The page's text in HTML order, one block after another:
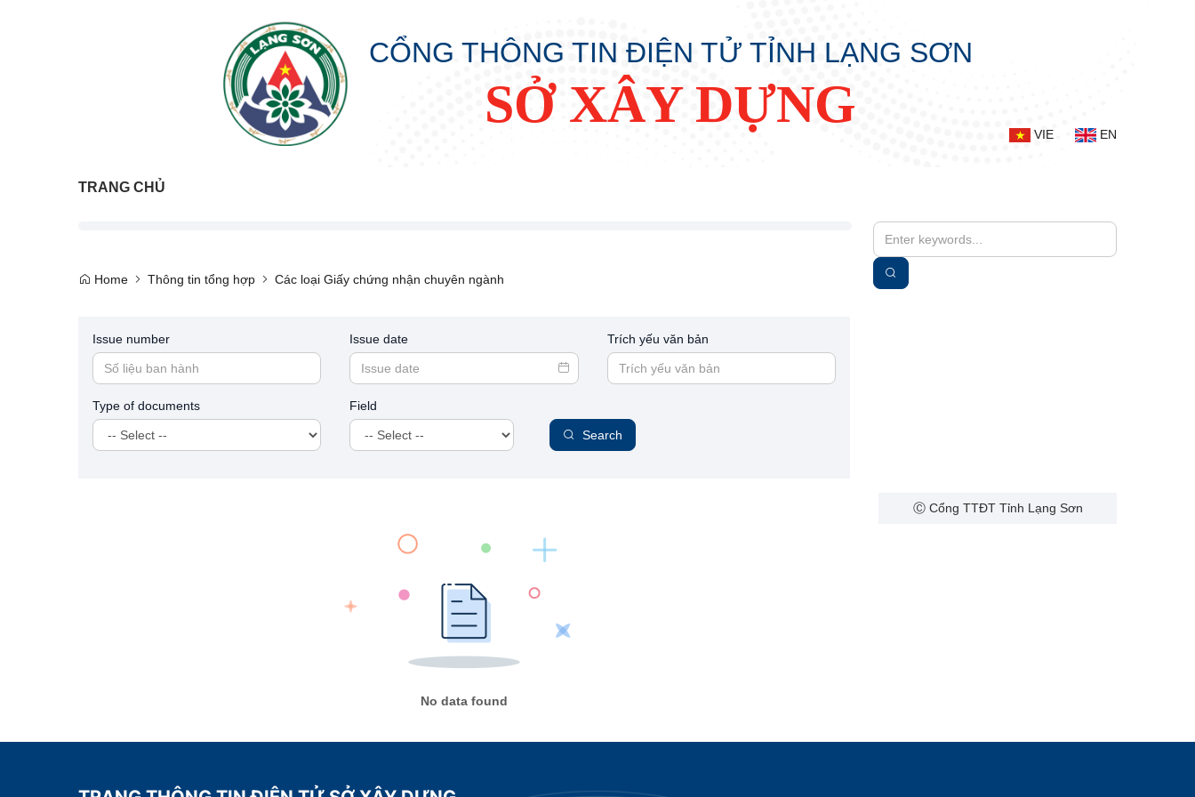
CỔNG THÔNG TIN ĐIỆN TỬ TỈNH LẠNG SƠN
SỞ XÂY DỰNG
VIE EN
TRANG CHỦ
Home Thông tin tổng hợp Các loại Giấy chứng nhận chuyên ngành
Issue number Issue date Trích yếu văn bản
Type of documents Field
Search
No data found
Ⓒ Cổng TTĐT Tỉnh Lạng Sơn